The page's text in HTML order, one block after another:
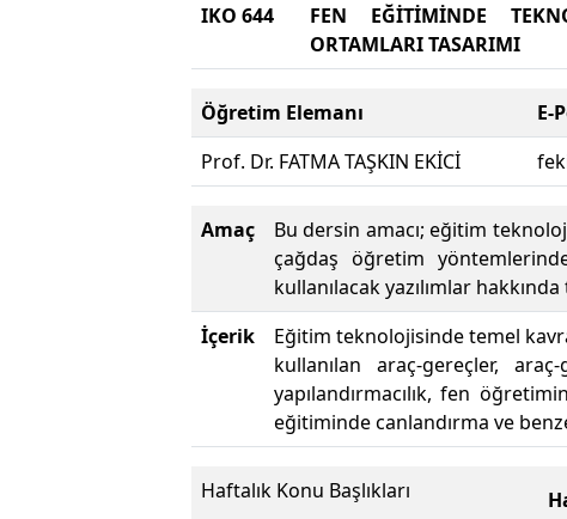
IKO 644
FEN EĞİTİMİNDE
ORTAMLARI TASARIMI
Öğretim Elemanı E-
Prof. Dr. FATMA TAŞKIN EKİCİ
Amaç
Bu dersin amacı; eğitim
çağdaş öğretim
kullanılacak yazılımlar
İçerik
Eğitim teknolojisinde temel
kullanılan araç-gereçler,
yapılandırmacılık, fen
eğitiminde canlandırma ve
Haftalık Konu Başlıkları